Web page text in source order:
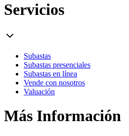
Servicios
Subastas
Subastas presenciales
Subastas en línea
Vende con nosotros
Valuación
Más Información